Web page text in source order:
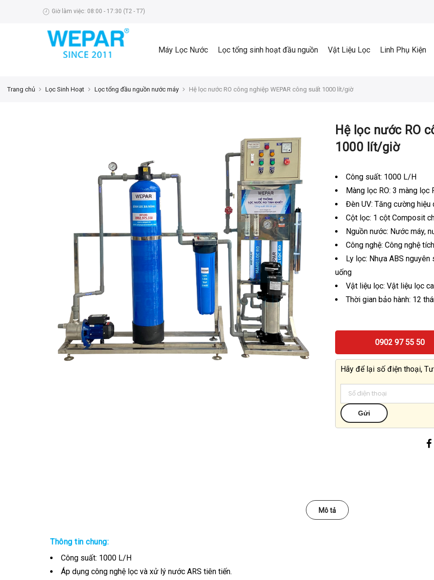
Giờ làm việc: 08:00 - 17:30 (T2 - T7)
Máy Lọc Nước Lọc tổng sinh hoạt đầu nguồn Vật Liệu Lọc Linh Phụ Kiện
Trang chủ Lọc Sinh Hoạt Lọc tổng đầu nguồn nước máy Hệ lọc nước RO công nghiệp WEPAR công suất 1000 lít/giờ
Hệ lọc nước RO
1000 lít/giờ
Công suất: 1000 L/H
Màng lọc RO: 3 màng lọc
Đèn UV: Tăng cường
Cột lọc: 1 cột Composit
Nguồn nước: Nước máy,
Công nghệ: Công nghệ
Ly lọc: Nhựa ABS
uống
Vật liệu lọc: Vật liệu lọc
Thời gian bảo hành: 12
0902 97 55 50
Hãy để lại số điện thoại,
Mô tả
Thông tin chung:
Công suất: 1000 L/H
Áp dụng công nghệ lọc và xử lý nước ARS tiên tiến.